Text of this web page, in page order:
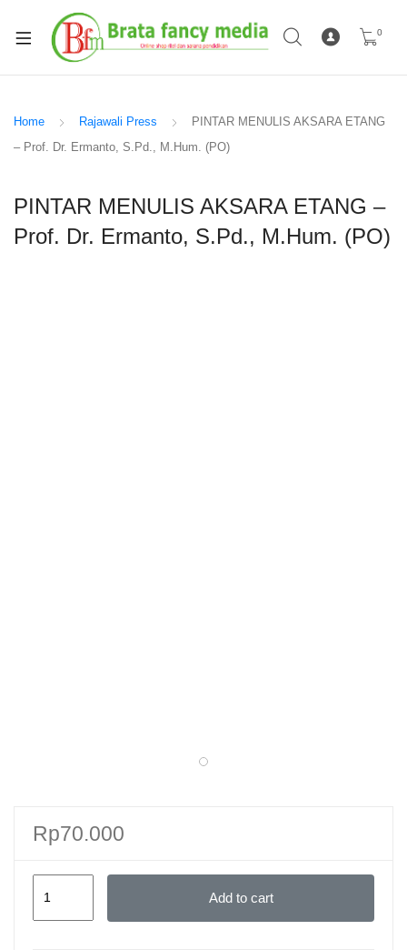
0
Home Rajawali Press
PINTAR MENULIS AKSARA ETANG
– Prof. Dr. Ermanto, S.Pd., M.Hum. (PO)
PINTAR MENULIS AKSARA ETANG –
Prof. Dr. Ermanto, S.Pd., M.Hum. (PO)
Rp70.000
Add to cart